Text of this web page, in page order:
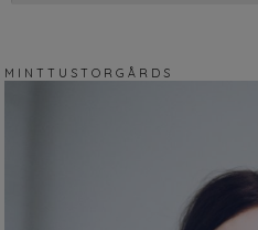
M I N T T U S T O R G Å R D S